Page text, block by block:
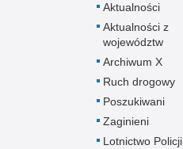
Aktualności
Aktualności z
województw
Archiwum X
Ruch drogowy
Poszukiwani
Zaginieni
Lotnictwo Policji